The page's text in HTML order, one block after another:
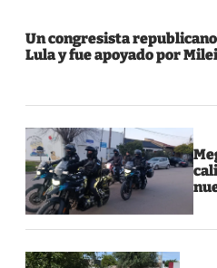
Un congresista
Lula y fue apoyado por Milei